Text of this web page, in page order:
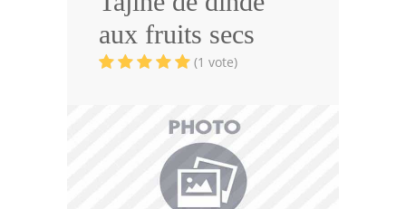
Volailles
Cuisines Orientales
Recettes marocaine
Cuisine Algérienne
Cuisine Tunisienne
aux fruits secs
(1 vote)